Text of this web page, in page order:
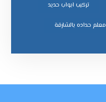
ﺗﺮﻛﻴﺐ اﺑﻮاب ﺣﺪﻳﺪ
ﻣﻌﻠﻢ ﺣﺪاده ﺑﺎﻟﺸﺎرﻗﺔ